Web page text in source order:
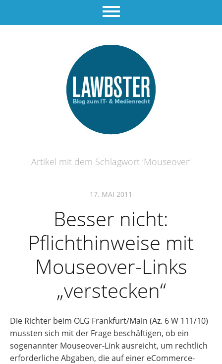
Artikel mit dem Schlagwort ‘Mouseover’
17. MAI 2011
Besser nicht:
Pflichthinweise mit
Mouseover-Links
„verstecken“
Die Richter beim OLG Frankfurt/Main (Az. 6 W 111/10)
mussten sich mit der Frage beschäftigen, ob ein
sogenannter Mouseover-Link ausreicht, um rechtlich
erforderliche Abgaben, die auf einer eCommerce-